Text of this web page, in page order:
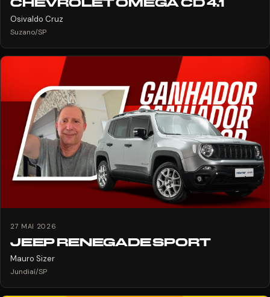
CHEVROLET OMEGA CD 4.1
Osivaldo Cruz
Suzano/SP
27 MAI 2026
JEEP RENEGADE SPORT
Mauro Sizer
Jundiaí/SP